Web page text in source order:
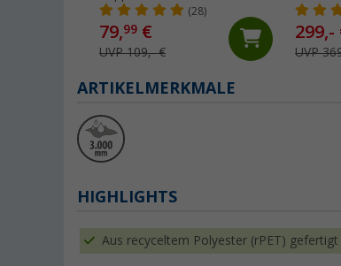
(28)
79,99 €
UVP 109,- €
299,-
UVP
ARTIKELMERKMALE
HIGHLIGHTS
Aus recyceltem Polyester (rPET) gefertigt